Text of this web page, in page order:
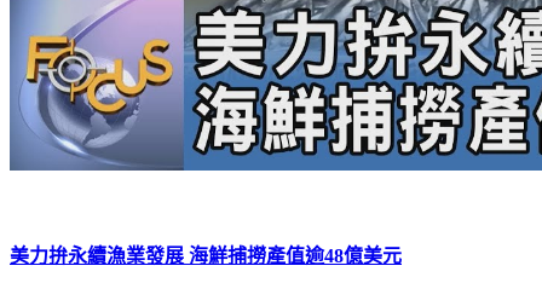
美力拚永續漁業發展 海鮮捕撈產值逾48億美元